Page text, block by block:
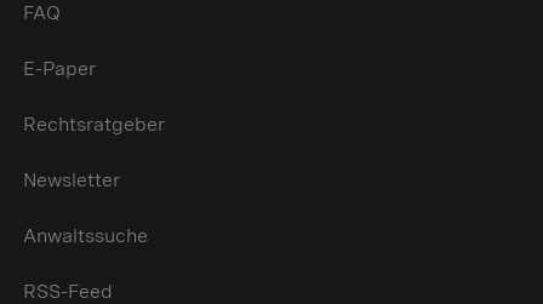
FAQ
E-Paper
Rechtsratgeber
Newsletter
Anwaltssuche
RSS-Feed